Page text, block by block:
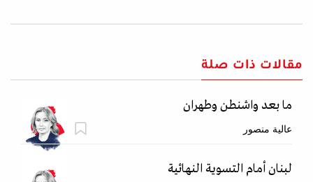
مقالات ذات صلة
ما بعد واشنطن وطهران
عالية منصور
لبنان أمام التسوية النهائية